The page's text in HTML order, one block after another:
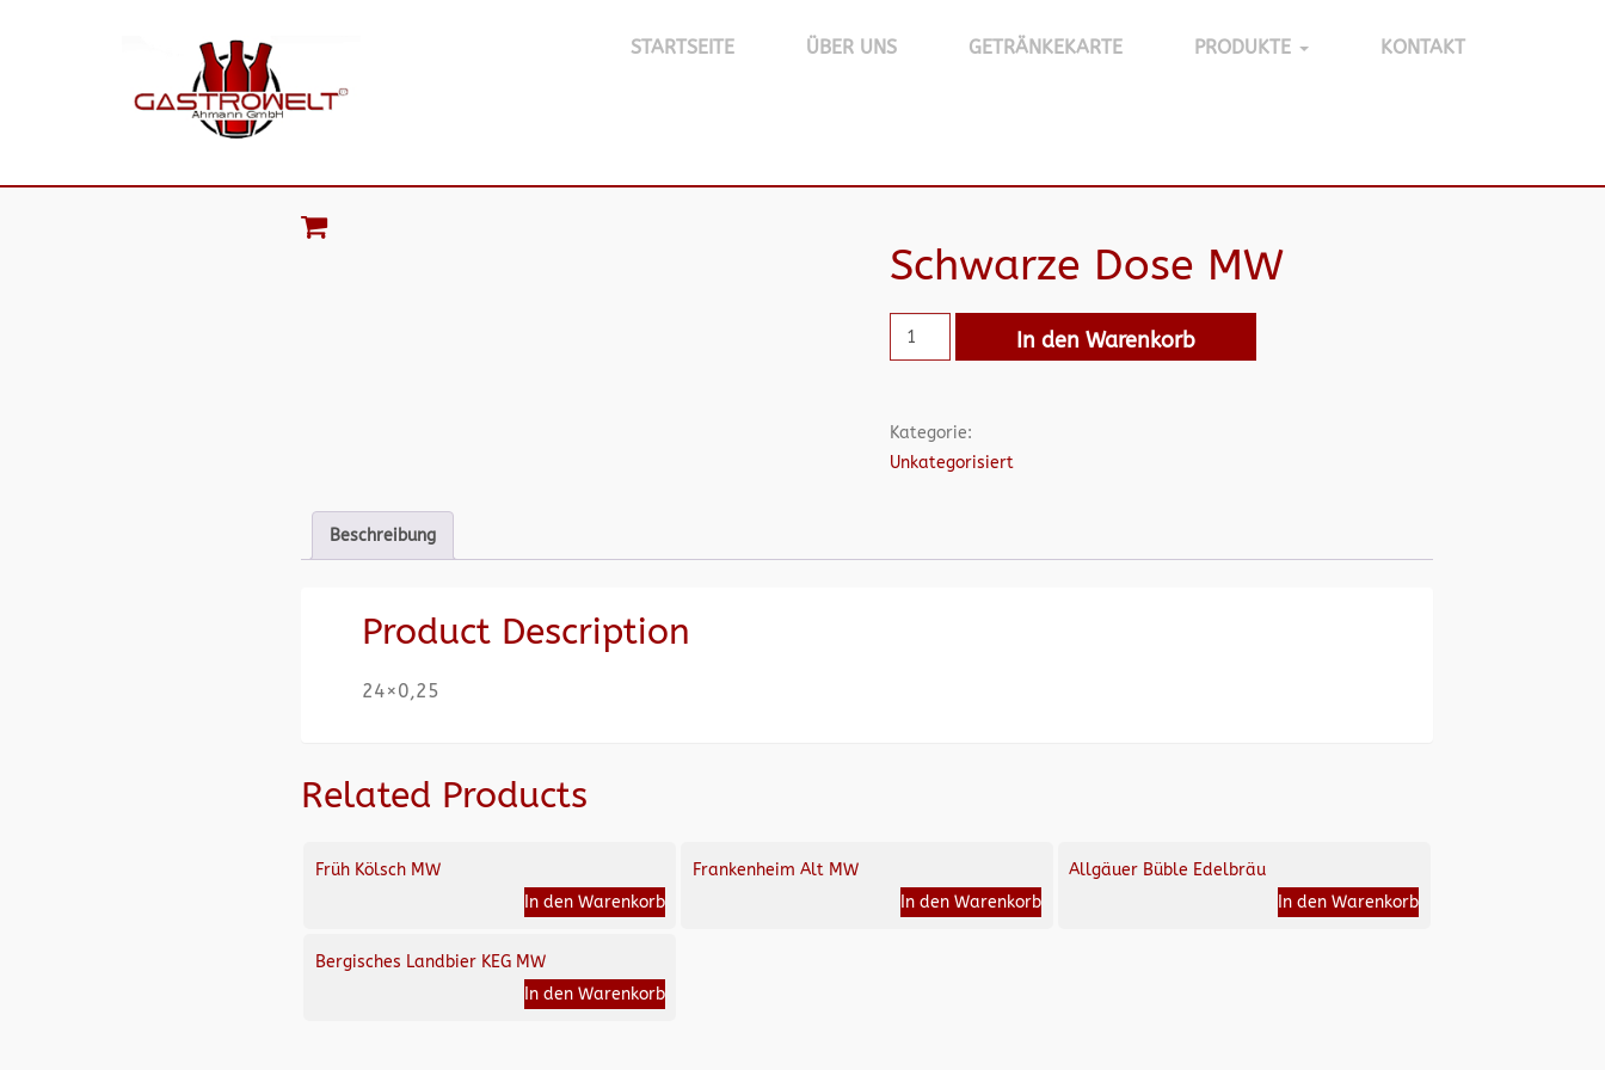
STARTSEITE ÜBER UNS GETRÄNKEKARTE PRODUKTE KONTAKT
Schwarze Dose MW
In den Warenkorb
Kategorie:
Unkategorisiert
Beschreibung
Product Description
24×0,25
Related Products
Früh Kölsch MW
In den Warenkorb
Frankenheim Alt MW
In den Warenkorb
Allgäuer Büble Edelbräu
In den Warenkorb
Bergisches Landbier KEG MW
In den Warenkorb